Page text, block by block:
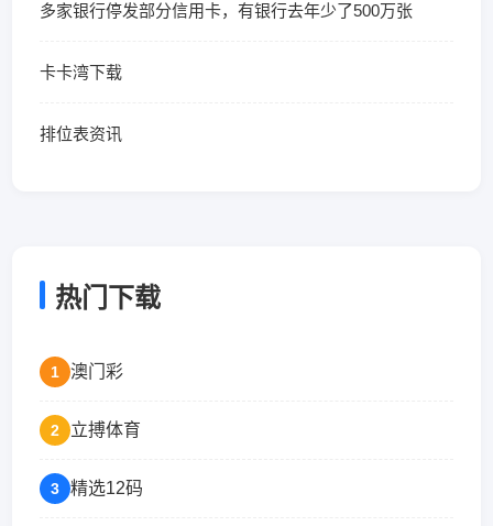
多家银行停发部分信用卡，有银行去年少了500万张
卡卡湾下载
排位表资讯
热门下载
1 澳门彩
2 立搏体育
3 精选12码